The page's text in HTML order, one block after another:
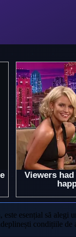
este esențial să
condițiile de